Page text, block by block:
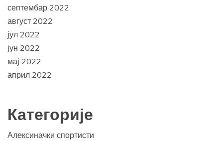
септембар 2022
август 2022
јул 2022
јун 2022
мај 2022
април 2022
Категорије
Алексиначки спортисти